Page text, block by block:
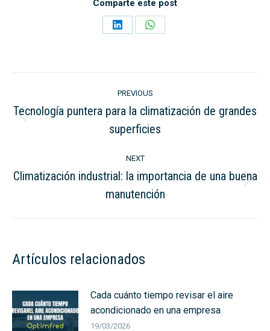
Comparte este post
Share
Share
navigation
PREVIOUS
post:
Tecnología puntera para la climatización de grandes
superficies
NEXT
Next
post:
Climatización industrial: la importancia de una buena
manutención
Artículos relacionados
Cada cuánto tiempo revisar el aire
acondicionado en una empresa
19/03/2026